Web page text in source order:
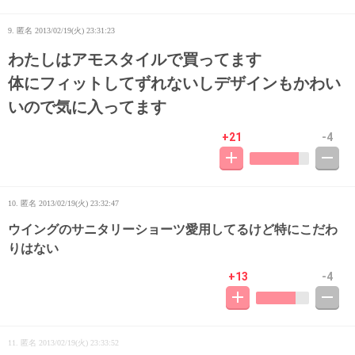
9. 匿名 2013/02/19(火) 23:31:23
わたしはアモスタイルで買ってます
体にフィットしてずれないしデザインもかわい
いので気に入ってます
+21 -4
10. 匿名 2013/02/19(火) 23:32:47
ウイングのサニタリーショーツ愛用してるけど特にこだわ
りはない
+13 -4
11. 匿名 2013/02/19(火) 23:33:52